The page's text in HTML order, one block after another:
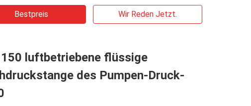
Bestpreis Wir Reden Jetzt.
150 luftbetriebene flüssige
des Pumpen-Druck-